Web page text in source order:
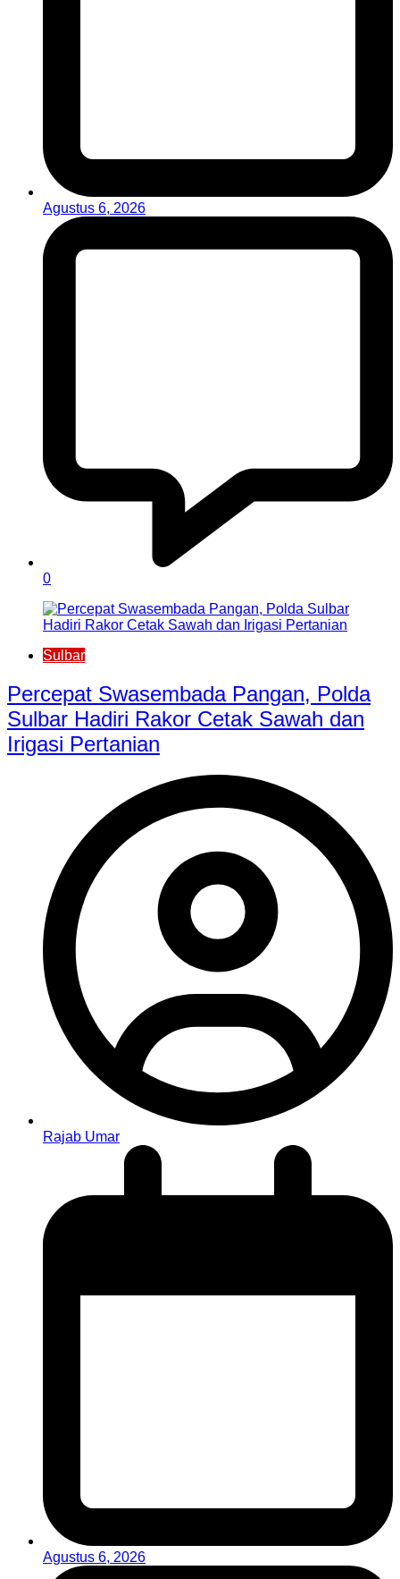
Agustus 6, 2026
0
Sulbar
Percepat Swasembada Pangan, Polda
Sulbar Hadiri Rakor Cetak Sawah dan
Irigasi Pertanian
Rajab Umar
Agustus 6, 2026